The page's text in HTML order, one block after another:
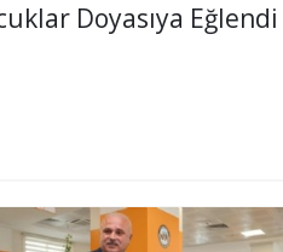
Doyasıya Eğlendi